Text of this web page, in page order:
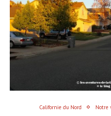
Californie du Nord Notre